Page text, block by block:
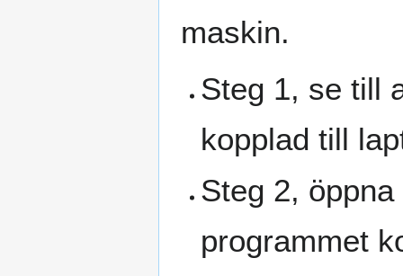
maskin.
Steg 1, se till
kopplad till
Steg 2,
programmet